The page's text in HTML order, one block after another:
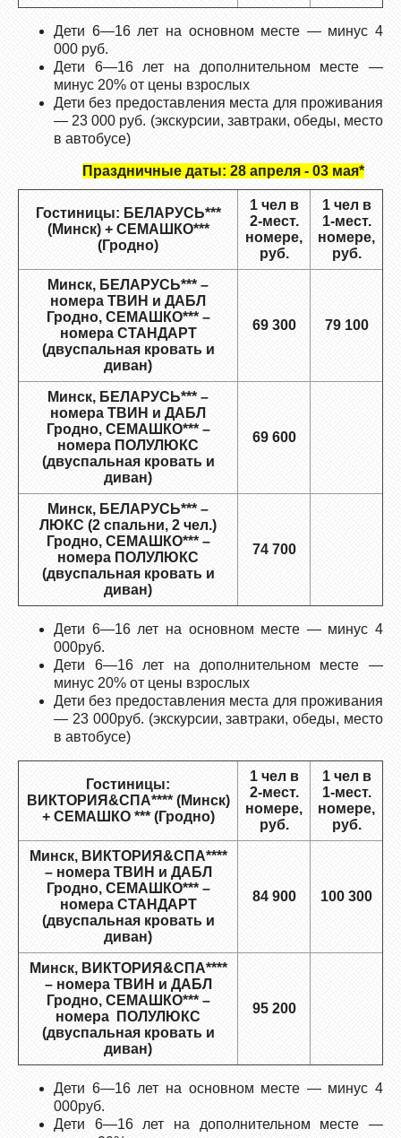
Дети 6—16 лет на основном месте — минус 4
000 руб.
Дети 6—16 лет на дополнительном месте —
минус 20% от цены взрослых
Дети без предоставления места для проживания
— 23 000 руб. (экскурсии, завтраки, обеды, место
в автобусе)
Праздничные даты: 28 апреля - 03 мая*
Гостиницы: БЕЛАРУСЬ***
(Минск) + СЕМАШКО***
(Гродно)
1 чел в
2-мест.
номере,
руб.
1 чел в
1-мест.
номере,
руб.
Минск, БЕЛАРУСЬ*** –
номера ТВИН и ДАБЛ
Гродно, СЕМАШКО*** –
номера СТАНДАРТ
(двуспальная кровать и
диван)
69 300 79 100
Минск, БЕЛАРУСЬ*** –
номера ТВИН и ДАБЛ
Гродно, СЕМАШКО*** –
номера ПОЛУЛЮКС
(двуспальная кровать и
диван)
69 600
Минск, БЕЛАРУСЬ*** –
ЛЮКС (2 спальни, 2 чел.)
Гродно, СЕМАШКО*** –
номера ПОЛУЛЮКС
(двуспальная кровать и
диван)
74 700
Дети 6—16 лет на основном месте — минус 4
000руб.
Дети 6—16 лет на дополнительном месте —
минус 20% от цены взрослых
Дети без предоставления места для проживания
— 23 000руб. (экскурсии, завтраки, обеды, место
в автобусе)
Гостиницы:
ВИКТОРИЯ&СПА**** (Минск)
+ СЕМАШКО *** (Гродно)
1 чел в
2-мест.
номере,
руб.
1 чел в
1-мест.
номере,
руб.
Минск, ВИКТОРИЯ&СПА****
– номера ТВИН и ДАБЛ
Гродно, СЕМАШКО*** –
номера СТАНДАРТ
(двуспальная кровать и
диван)
84 900 100 300
Минск, ВИКТОРИЯ&СПА****
– номера ТВИН и ДАБЛ
Гродно, СЕМАШКО*** –
номера ПОЛУЛЮКС
(двуспальная кровать и
диван)
95 200
Дети 6—16 лет на основном месте — минус 4
000руб.
Дети 6—16 лет на дополнительном месте —